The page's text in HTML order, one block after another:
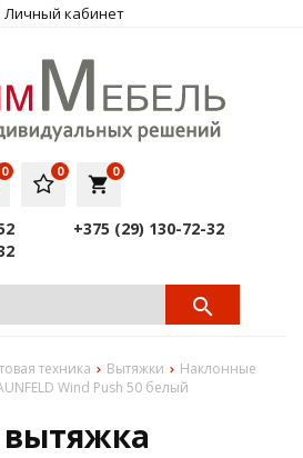
Личный кабинет
local_grocery_store
0
0
0
+375 (29) 130-72-32
техника Вытяжки
Наклонные
Wind Push 50 белый
вытяжка